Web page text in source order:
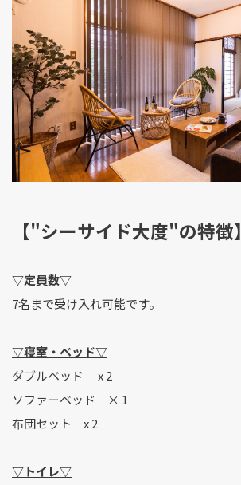
【"シーサイド大度"の特徴】
▽定員数▽
7名まで受け入れ可能です。
▽寝室・ベッド▽
ダブルベッド x 2
ソファーベッド × 1
布団セット x 2
▽トイレ▽